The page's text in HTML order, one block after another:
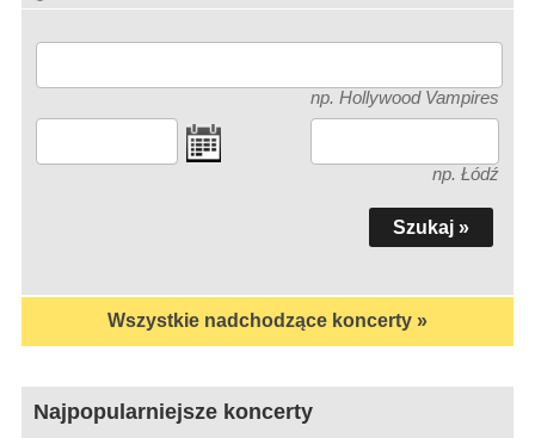
np. Hollywood Vampires
np. Łódź
Wszystkie nadchodzące koncerty »
Najpopularniejsze koncerty